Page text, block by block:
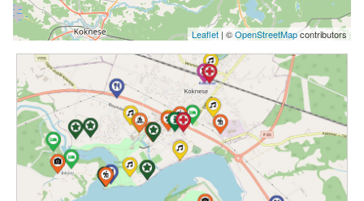
Leaflet| ©OpenStreetMapcontributors